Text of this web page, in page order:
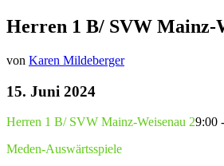
Herren 1 B/ SVW Mainz-
von Karen Mildeberger
15. Juni 2024
Herren 1 B/ SVW Mainz-Weisenau 29:00
Meden-Auswärtsspiele